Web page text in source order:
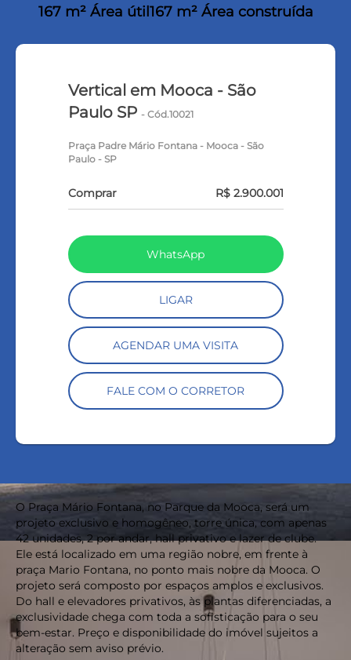
167 m² Área útil 167 m² Área construída
Vertical em Mooca - São
Paulo SP - Cód.10021
Praça Padre Mário Fontana - Mooca - São
Paulo - SP
Comprar R$ 2.900.001
WhatsApp
LIGAR
AGENDAR UMA VISITA
FALE COM O CORRETOR
O Praça Mário Fontana, no Parque da Mooca, será um
projeto exclusivo e homogêneo, torre única, com apenas
42 unidades, 2 por andar, hall privativo e lazer de clube.
Ele está localizado em uma região nobre, em frente à
praça Mario Fontana, no ponto mais nobre da Mooca. O
projeto será composto por espaços amplos e exclusivos.
Do hall e elevadores privativos, às plantas diferenciadas, a
exclusividade chega com toda a sofisticação para o seu
bem-estar. Preço e disponibilidade do imóvel sujeitos a
alteração sem aviso prévio.